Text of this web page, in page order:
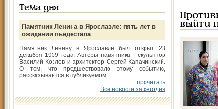
Тема дня
Памятник Ленина в Ярославле: пять лет в
ожидании пьедестала
Памятник Ленину в Ярославле был открыт 23
декабря 1939 года. Авторы памятника - скульптор
Василий Козлов и архитектор Сергей Капачинский.
О том, что предшествовало этому событию,
рассказывается в публикуемом ...
прочитать
Все новости за сегодня
выйти